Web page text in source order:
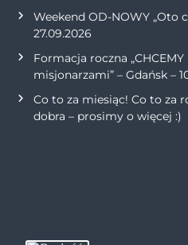
Weekend OD-NOWY „Oto
27.09.2026
Formacja roczna
misjonarzami” – Gdańsk –
Co to za miesiąc! Co to za
dobra – prosimy o więcej :)